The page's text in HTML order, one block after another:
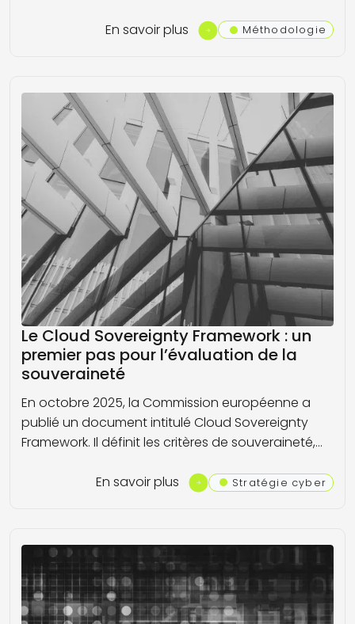
En savoir plus Méthodologie
Le Cloud Sovereignty Framework : un
premier pas pour l’évaluation de la
souveraineté
En octobre 2025, la Commission européenne a
publié un document intitulé Cloud Sovereignty
Framework. Il définit les critères de souveraineté,…
En savoir plus Stratégie cyber